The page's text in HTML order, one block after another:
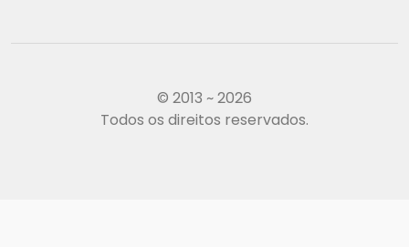
© 2013 ~ 2026
Todos os direitos reservados.